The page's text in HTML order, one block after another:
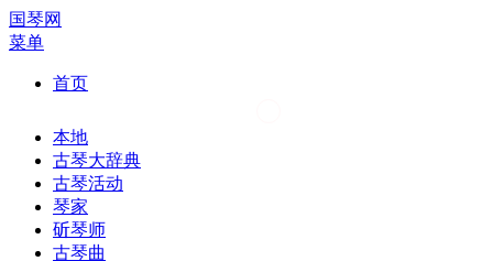
国琴网
菜单
首页
本地
古琴大辞典
古琴活动
琴家
斫琴师
古琴曲